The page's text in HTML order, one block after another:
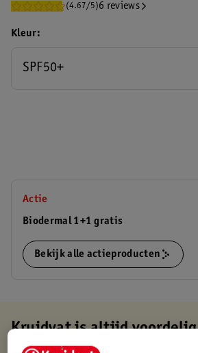
(4.67/5)6 reviews
Kleur
SPF50+
Actie
Biodermal 1+1 gratis
Bekijk alle actieproducten
Kruidvat is altijd voordelig